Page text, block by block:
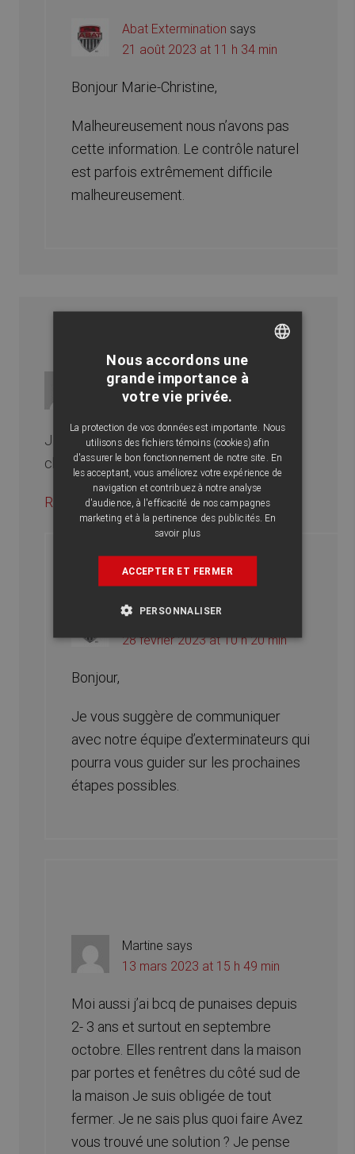
Abat Extermination says
21 août 2023 at 11 h 34 min
Bonjour Marie-Christine,
Malheureusement nous n’avons pas
cette information. Le contrôle naturel
est parfois extrêmement difficile
malheureusement.
Lannes says
25 février 2023 at 4 h 33 min
J ai vu des punaises de bois a l’intérieur,
chambre. , fenêtres , que faire merci.
Répondre
Abat Extermination
28 février 2023 at 10 h 20 min
Bonjour,
Je vous suggère de communiquer
avec notre équipe d’exterminateurs qui
pourra vous guider sur les prochaines
étapes possibles.
Martine says
13 mars 2023 at 15 h 49 min
Moi aussi j’ai bcq de punaises depuis
2- 3 ans et surtout en septembre
octobre. Elles rentrent dans la maison
par portes et fenêtres du côté sud de
la maison Je suis obligée de tout
fermer. Je ne sais plus quoi faire Avez
vous trouvé une solution ? Je pense
FRENCH
Nous accordons une
grande importance à
votre vie privée.
La protection de vos données est importante. Nous
utilisons des fichiers témoins (cookies) afin
d'assurer le bon fonctionnement de notre site. En
les acceptant, vous améliorez votre expérience de
navigation et contribuez à notre analyse
d'audience, à l'efficacité de nos campagnes
marketing et à la pertinence des publicités. En
savoir plus
ACCEPTER ET FERMER
PERSONNALISER